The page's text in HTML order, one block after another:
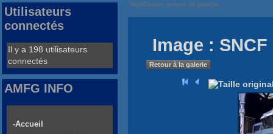
Voir/Cacher menus de gauche
Image :
Retour à la galerie
Utilisateurs
connectés
Il y a 198 utilisateurs
connectés
AMFG INFO
-Accueil